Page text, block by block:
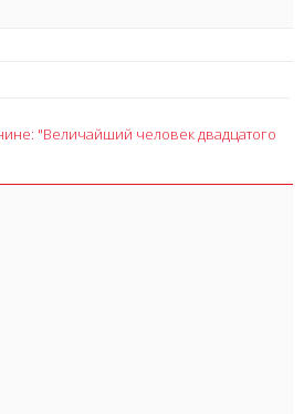
"Величайший человек двадцатого